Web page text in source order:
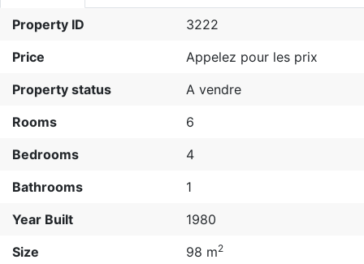
Property ID
3222
Price
Appelez pour les prix
Property status
A vendre
Rooms
6
Bedrooms
4
Bathrooms
1
Year Built
1980
Size
98 m2